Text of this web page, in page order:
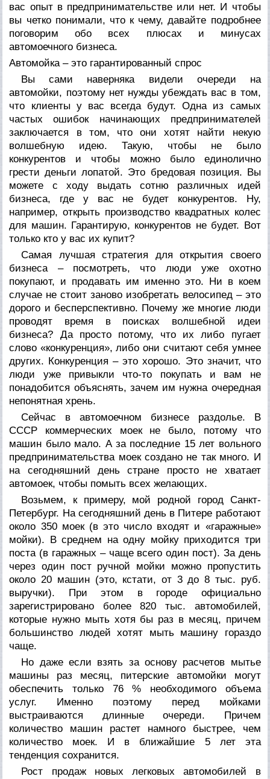
вас опыт в предпринимательстве или нет. И чтобы
вы четко понимали, что к чему, давайте подробнее
поговорим обо всех плюсах и минусах
автомоечного бизнеса.
Автомойка – это гарантированный спрос
Вы сами наверняка видели очереди на
автомойки, поэтому нет нужды убеждать вас в том,
что клиенты у вас всегда будут. Одна из самых
частых ошибок начинающих предпринимателей
заключается в том, что они хотят найти некую
волшебную идею.Такую, чтобы не было
конкурентов и чтобы можно было единолично
грести деньги лопатой. Это бредовая позиция. Вы
можете с ходу выдать сотню различных идей
бизнеса, где у вас не будет конкурентов. Ну,
например, открыть производство квадратных колес
для машин. Гарантирую, конкурентов не будет. Вот
только кто у вас их купит?
Самая лучшая стратегия для открытия своего
бизнеса – посмотреть, что людиуже охотно
покупают, и продавать им именно это. Ни в коем
случае не стоит заново изобретать велосипед – это
дорого и бесперспективно. Почему же многие люди
проводят время в поисках волшебной идеи
бизнеса? Да просто потому, что их либо пугает
слово «конкуренция», либо они считают себя умнее
других. Конкуренция – это хорошо. Это значит, что
люди уже привыкли что-то покупать и вам не
понадобится объяснять, зачем им нужна очередная
непонятная хрень.
Сейчас в автомоечном бизнесе раздолье. В
СССР коммерческих моек не было, потому что
машин было мало. А за последние 15 лет вольного
предпринимательства моек создано не так много. И
на сегодняшний день стране просто не хватает
автомоек, чтобы помыть всех желающих.
Возьмем, к примеру, мой родной город Санкт-
Петербург. На сегодняшний день в Питере работают
около 350 моек (в это число входят и «гаражные»
мойки). В среднем на одну мойку приходится три
поста (в гаражных – чаще всего один пост). За день
через один пост ручной мойки можно пропустить
около 20 машин (это, кстати, от 3 до 8 тыс. руб.
выручки). При этом в городе официально
зарегистрировано более 820 тыс. автомобилей,
которые нужно мыть хотя бы раз в месяц, причем
большинство людей хотят мыть машину гораздо
чаще.
Но даже если взять за основу расчетов мытье
машины раз месяц, питерские автомойки могут
обеспечить только 76 % необходимого объема
услуг. Именно поэтому перед мойками
выстраиваются длинные очереди. Причем
количество машин растет намного быстрее, чем
количество моек. И в ближайшие 5 лет эта
тенденция сохранится.
Рост продаж новых легковых автомобилей в